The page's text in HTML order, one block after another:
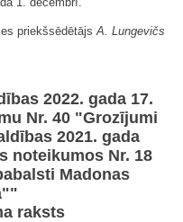
priekšsēdētājsA. Lungevičs
2022. gada 17.
Nr. 40 "Grozījumi
2021. gada
noteikumos Nr. 18
Madonas
raksts